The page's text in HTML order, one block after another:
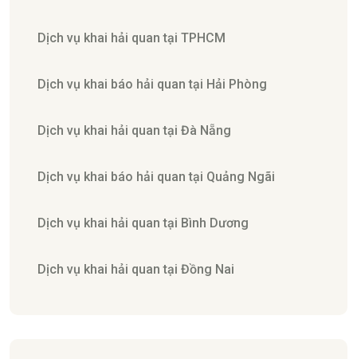
Dịch vụ khai hải quan tại TPHCM
Dịch vụ khai báo hải quan tại Hải Phòng
Dịch vụ khai hải quan tại Đà Nẵng
Dịch vụ khai báo hải quan tại Quảng Ngãi
Dịch vụ khai hải quan tại Bình Dương
Dịch vụ khai hải quan tại Đồng Nai